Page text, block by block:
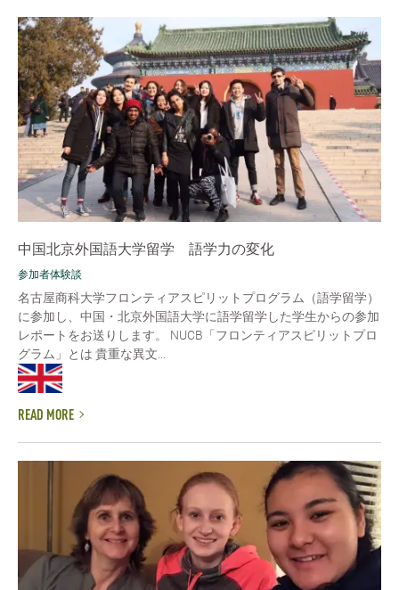
中国北京外国語大学留学 語学力の変化
参加者体験談
名古屋商科大学フロンティアスピリットプログラム（語学留学）
に参加し、中国・北京外国語大学に語学留学した学生からの参加
レポートをお送りします。 NUCB「フロンティアスピリットプロ
グラム」とは 貴重な異文...
READ MORE